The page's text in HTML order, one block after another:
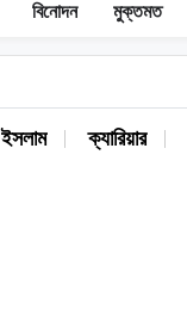
বিনোদন মুক্তমত
ইসলাম ক্যারিয়ার